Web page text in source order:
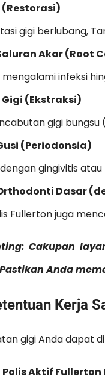
gigi berlubang,
Akar (Root
mengalami infeksi
(Ekstraksi)
gigi
(Periodonsia)
gingivitis
Dasar
Fullerton juga
Cakupan
Anda
Kerja
gigi Anda dapat
Aktif Fullerton